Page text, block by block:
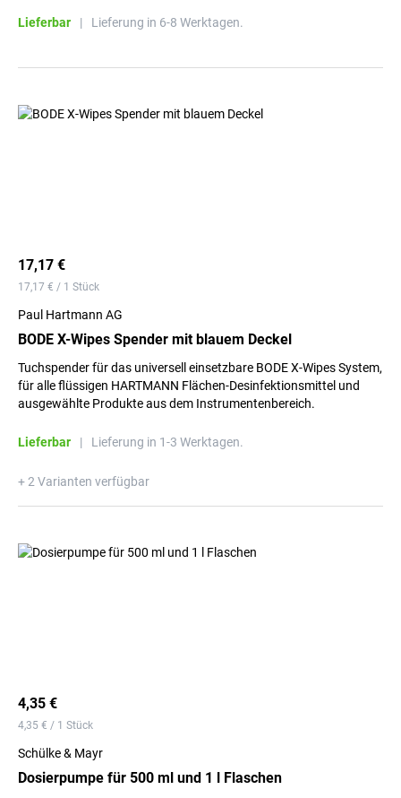
Lieferbar | Lieferung in 6-8 Werktagen.
17,17 €
17,17 € / 1 Stück
Paul Hartmann AG
BODE X-Wipes Spender mit blauem Deckel
Tuchspender für das universell einsetzbare BODE X-Wipes System,
für alle flüssigen HARTMANN Flächen-Desinfektionsmittel und
ausgewählte Produkte aus dem Instrumentenbereich.
Lieferbar | Lieferung in 1-3 Werktagen.
+ 2 Varianten verfügbar
4,35 €
4,35 € / 1 Stück
Schülke & Mayr
Dosierpumpe für 500 ml und 1 l Flaschen